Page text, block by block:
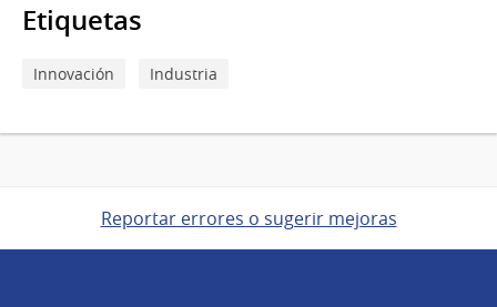
Etiquetas
Innovación Industria
Reportar errores o sugerir mejoras